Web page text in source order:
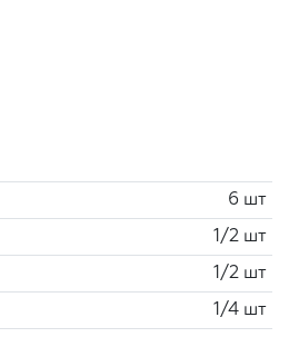
6 шт
1/2 шт
1/2 шт
1/4 шт